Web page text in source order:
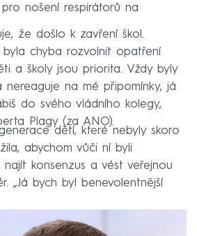
nošení respirátorů na
že došlo k zavření škol.
byla chyba rozvolnit opatření
a školy jsou priorita. Vždy byly
nereaguje na mé připomínky, já
do svého vládního kolegy,
Plagy (za ANO).
dětí, které nebyly skoro
abychom vůči ní byli
najít konsenzus a vést veřejnou
„Já bych byl benevolentnější